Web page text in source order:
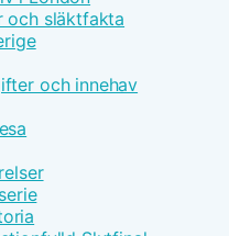
och släktfakta
och innehav